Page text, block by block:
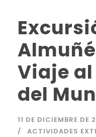
Viaje
del
11 DE DICIEMBRE DE
ACTIVIDADES